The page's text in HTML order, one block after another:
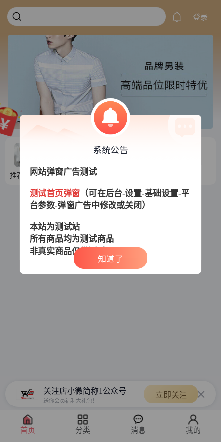
登录
推荐目录1 推荐目录2 推荐目录3
关注店小微简称1公众号
送你会员福利大礼包！
立即关注
系统公告
网站弹窗广告测试
测试首页弹窗 （可在后台-设置-基础设置-平
台参数-弹窗广告中修改或关闭）
本站为测试站
所有商品均为测试商品
非真实商品仅供测试
知道了
首页 分类 消息 我的